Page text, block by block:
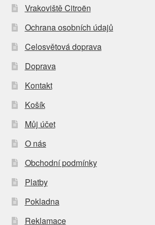
Vrakoviště Citroën
Ochrana osobních údajů
Celosvětová doprava
Doprava
Kontakt
Košík
Můj účet
O nás
Obchodní podmínky
Platby
Pokladna
Reklamace